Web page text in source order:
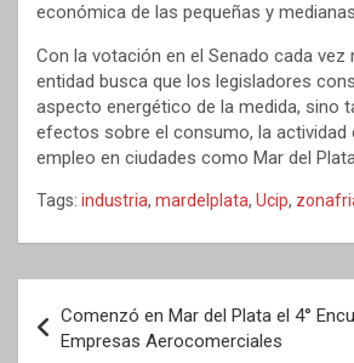
económica de las pequeñas y
Con la votación en el Senado cada vez
entidad busca que los legisladores
aspecto energético de la medida, sino
efectos sobre el consumo, la actividad
empleo en ciudades como Mar del
Tags: industria, mardelplata, Ucip,
de
Comenzó en Mar del Plata el 4°
Empresas Aerocomerciales